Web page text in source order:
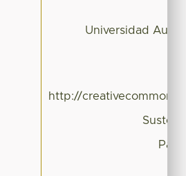
Universidad
http://